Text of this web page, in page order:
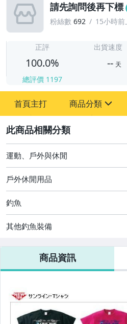
請先詢問後再下標
粉絲數 692 15小時前
正評
100.0%
總評價 1197
出貨速度
-- 天
首頁主打 商品分類
運動、戶外與休閒
運動、戶外與休閒
戶外休閒用品
釣魚
其他釣魚裝備
商品資訊